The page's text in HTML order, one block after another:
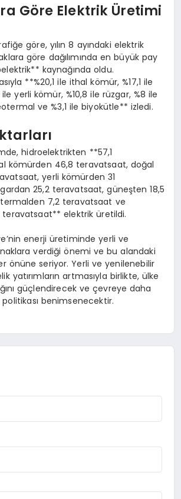
Göre Elektrik Üretimi
göre, yılın 8 ayındaki elektrik
göre dağılımında en büyük pay
kaynağında oldu.
**%20,1 ile ithal kömür, %17,1 ile
ile yerli kömür, %10,8 ile rüzgar, %8 ile
ve %3,1 ile biyokütle** izledi.
hidroelektrikten **57,1
kömürden 46,8 teravatsaat, doğal
yerli kömürden 31
25,2 teravatsaat, güneşten 18,5
7,2 teravatsaat ve
teravatsaat** elektrik üretildi.
enerji üretiminde yerli ve
verdiği önemi ve bu alandaki
önüne seriyor. Yerli ve yenilenebilir
yatırımların artmasıyla birlikte, ülke
güçlendirecek ve çevreye daha
benimsenecektir.